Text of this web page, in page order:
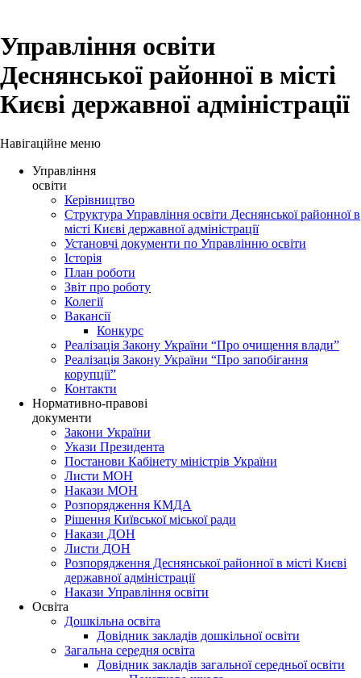
Управління освіти
Деснянської районної в місті
Києві державної адміністрації
Навігаційне меню
Управління
освіти
Керівництво
Структура Управління освіти Деснянської районної в
місті Києві державної адміністрації
Установчі документи по Управлінню освіти
Історія
План роботи
Звіт про роботу
Колегії
Вакансії
Конкурс
Реалізація Закону України “Про очищення влади”
Реалізація Закону України “Про запобігання
корупції”
Контакти
Нормативно-правові
документи
Закони України
Укази Президента
Постанови Кабінету міністрів України
Листи МОН
Накази МОН
Розпорядження КМДА
Рішення Київської міської ради
Накази ДОН
Листи ДОН
Розпорядження Деснянської районної в місті Києві
державної адміністрації
Накази Управління освіти
Освіта
Дошкільна освіта
Довідник закладів дошкільної освіти
Загальна середня освіта
Довідник закладів загальної середньої освіти